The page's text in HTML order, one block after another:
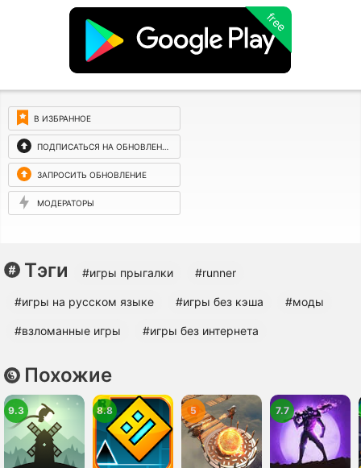
free
В ИЗБРАННОЕ
ПОДПИСАТЬСЯ НА ОБНОВЛЕНИЯ
ЗАПРОСИТЬ ОБНОВЛЕНИЕ
МОДЕРАТОРЫ
Тэги #игры прыгалки #runner
#игры на русском языке #игры без кэша #моды
#взломанные игры #игры без интернета
Похожие
9.3 8.8 5 7.7